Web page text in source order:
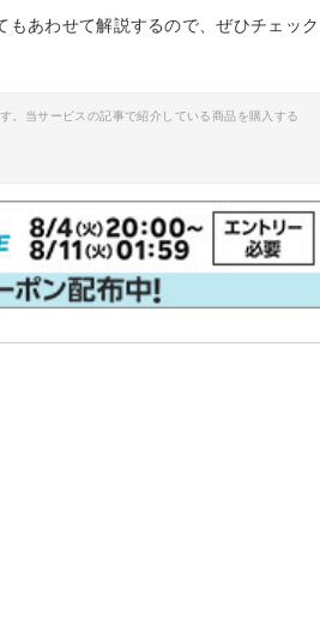
あわせて解説するので、ぜひチェック
。当サービスの記事で紹介している商品を購入する